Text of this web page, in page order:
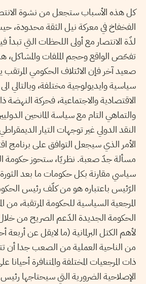
كل هذه الأسباب ستجعل من نشوة
الفخفاخ في معركة نيل الثقة محدودة،
لذّة الانتصار مع أولى اللحظات التي تبدأ
تفحّص الواقع وحجم الملفات
صعيد آخر فإن الائتلاف الحكومي
سياسية وايديولوجية مختلفة، وبالتالي
الاقتصادية والاجتماعية، فحركة النهضة
والتماهي التام مع سياسة المانحين
النقد الدولي غير توجهات التيار
الأمر الذي سيجعل التوافق على برنامج
مسألة جدّ صعبة. نظريّا، ستحوز حكومة
سياسي مقارنة بكل حكومات ما بعد
الرّئيس باعتباره هو من كلّف رئيس
المرجعية السياسية للحكومة المرتقبة، من
الحكومة الجديدة الدّعم الصريح من خلال
لأهم الكتل البرلمانية (ما لايقل عن أربعة
من الناحية العملية من الصعب جدا أن
ذات المرجعيات المختلفة والمتنافرة
الإصلاحية الضرورية التي سيحتاجها